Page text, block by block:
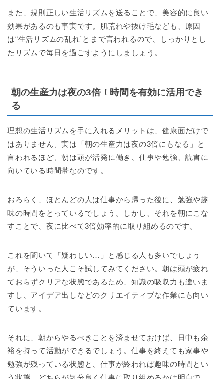
また、規則正しい生活リズムを送ることで、美容的に良い
効果があるのも事実です。肌荒れや抜け毛なども、原因
は“生活リズムの乱れ”とまで言われるので、しっかりとし
たリズムで毎日を過ごすようにしましょう。
朝の生産力は夜の3倍！時間を有効に活用でき
る
理想の生活リズムを手に入れるメリットは、健康面だけで
はありません。実は「朝の生産力は夜の3倍にもなる」と
言われるほど、朝は頭が活発に働き、仕事や勉強、読書に
向いている時間帯なのです。
おろらく、ほとんどの人は仕事から帰った後に、勉強や趣
味の時間をとっているでしょう。しかし、それを朝にこな
すことで、夜に比べて3倍効率的に取り組めるのです。
これを聞いて「疑わしい…」と感じる人も多いでしょう
が、そういった人こそ試してみてください。朝は頭が疲れ
ておらずクリアな状態であるため、知識の吸収力も違いま
すし、アイデア出しなどのクリエイティブな作業にも向い
ています。
それに、朝からやるべきことを済ませておけば、日中も余
裕を持って活動ができるでしょう。仕事を終えても家事や
勉強が残っている状態と、仕事が終われば趣味の時間とい